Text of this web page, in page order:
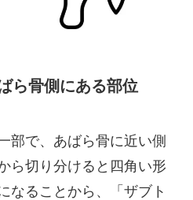
ら骨側にある部位
部で、あばら骨に近い側
ら切り分けると四角い形
なることから、「ザブト